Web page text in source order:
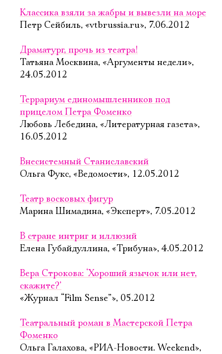
Классика взяли за жабры и вывезли на море
Петр Сейбиль, «vtbrussia.ru», 7.06.2012
Драматург, прочь из театра!
Татьяна Москвина, «Аргументы недели»,
24.05.2012
Террариум единомышленников под
прицелом Петра Фоменко
Любовь Лебедина, «Литературная газета»,
16.05.2012
Внесистемный Станиславский
Ольга Фукс, «Ведомости», 12.05.2012
Театр восковых фигур
Марина Шимадина, «Эксперт», 7.05.2012
В стране интриг и иллюзий
Елена Губайдуллина, «Трибуна», 4.05.2012
Вера Строкова: ‘Хороший язычок или нет,
скажите?’
«Журнал “Film Sense”», 05.2012
Театральный роман в Мастерской Петра
Фоменко
Ольга Галахова, «РИА-Новости. Weekend»,